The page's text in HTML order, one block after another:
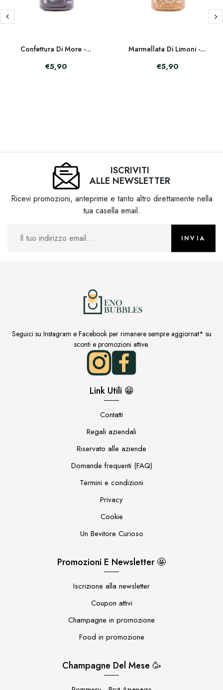
Confettura Di More -...
€5,90
Marmellata Di Limoni -...
€5,90
ISCRIVITI
ALLE NEWSLETTER
Ricevi promozioni, anteprime e tanto altro direttamente nella
tua casella email.
INVIA
Seguici su Instagram e Facebook per rimanere sempre aggiornat* su
sconti e promozioni attive.
Link Utili 😁
Contatti
Regali aziendali
Riservato alle aziende
Domande frequenti (FAQ)
Termini e condizioni
Privacy
Cookie
Un Bevitore Curioso
Promozioni E Newsletter 🤩
Iscrizione alla newsletter
Coupon attivi
Champagne in promozione
Food in promozione
Champagne Del Mese 🥳